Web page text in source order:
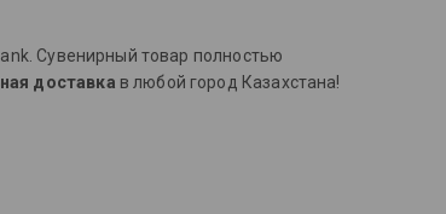
Сувенирный товар полностью
доставка в любой город Казахстана!